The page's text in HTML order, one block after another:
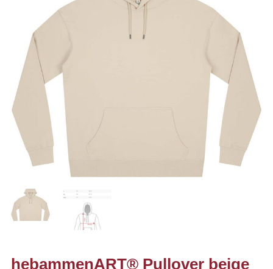
hebammenART® Pullover beige